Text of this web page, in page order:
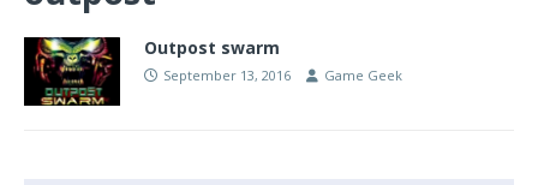
Outpost swarm
September 13, 2016 Game Geek